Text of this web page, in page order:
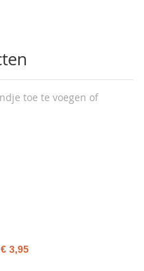
toe te voegen of
€ 3,95